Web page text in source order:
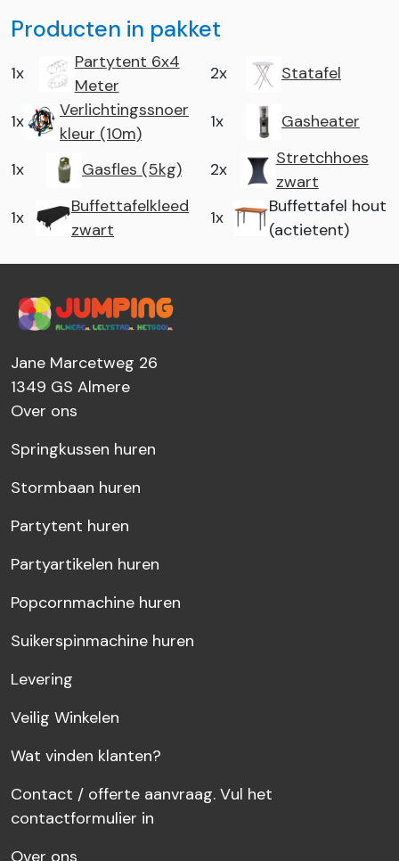
Producten in pakket
1x
Partytent 6x4
Meter
2x Statafel
1x
Verlichtingssnoer
kleur (10m)
1x Gasheater
1x Gasfles (5kg) 2x
Stretchhoes
zwart
1x
Buffettafelkleed
zwart
1x
Buffettafel hout
(actietent)
Jane Marcetweg 26
1349 GS Almere
Over ons
Springkussen huren
Stormbaan huren
Partytent huren
Partyartikelen huren
Popcornmachine huren
Suikerspinmachine huren
Levering
Veilig Winkelen
Wat vinden klanten?
Contact / offerte aanvraag. Vul het
contactformulier in
Over ons